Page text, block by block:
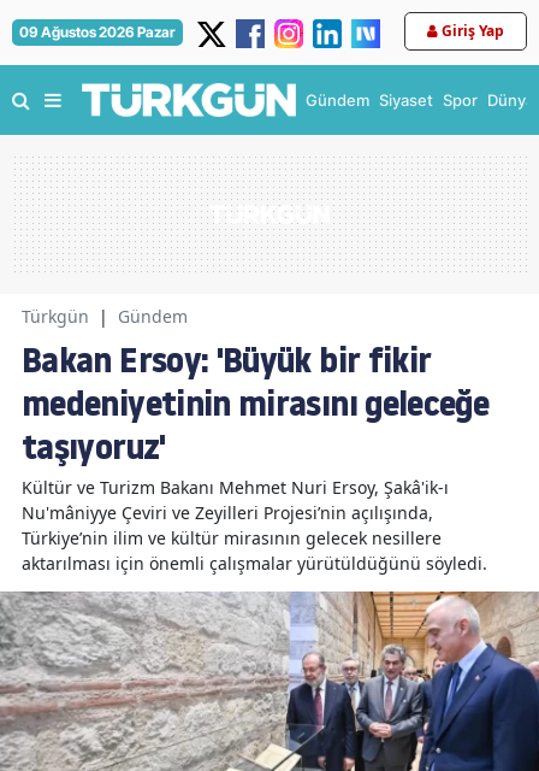
09 Ağustos 2026 Pazar Giriş Yap
Gündem Siyaset Spor Dünya
Türkgün | Gündem
Bakan Ersoy: 'Büyük bir fikir
medeniyetinin mirasını geleceğe
taşıyoruz'
Kültür ve Turizm Bakanı Mehmet Nuri Ersoy, Şakâ'ik-ı
Nu'mâniyye Çeviri ve Zeyilleri Projesi’nin açılışında,
Türkiye’nin ilim ve kültür mirasının gelecek nesillere
aktarılması için önemli çalışmalar yürütüldüğünü söyledi.